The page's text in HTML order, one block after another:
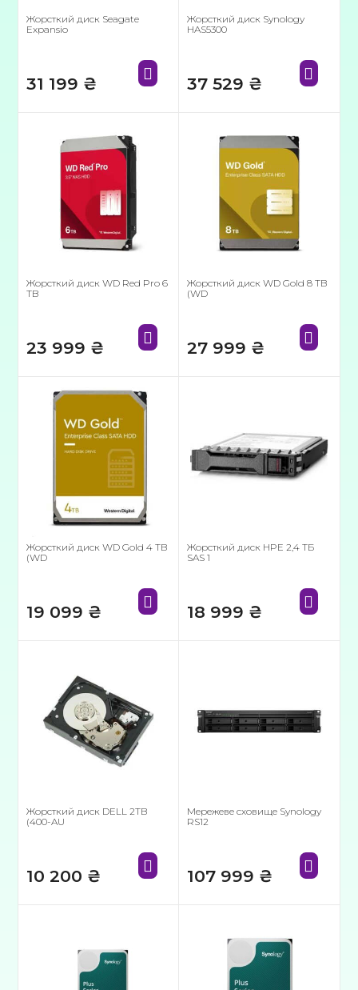
Жорсткий диск Seagate
Expansio
31 199 ₴
Жорсткий диск Synology
HAS5300
37 529 ₴
Жорсткий диск WD Red Pro 6
TB
23 999 ₴
Жорсткий диск WD Gold 8 TB
(WD
27 999 ₴
Жорсткий диск WD Gold 4 TB
(WD
19 099 ₴
Жорсткий диск HPE 2,4 ТБ
SAS 1
18 999 ₴
Жорсткий диск DELL 2TB
(400-AU
10 200 ₴
Мережеве сховище Synology
RS12
107 999 ₴